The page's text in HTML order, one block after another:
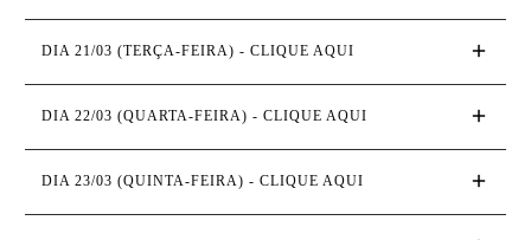
DIA 21/03 (TERÇA-FEIRA) - CLIQUE AQUI
DIA 22/03 (QUARTA-FEIRA) - CLIQUE AQUI
DIA 23/03 (QUINTA-FEIRA) - CLIQUE AQUI